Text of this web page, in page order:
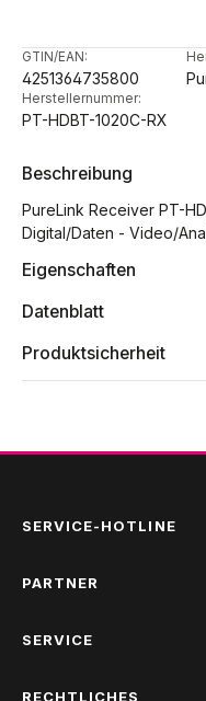
GTIN/EAN:
4251364735800
Herstellernummer:
PT-HDBT-1020C-RX
Beschreibung
PureLink Receiver PT-
Digital/Daten - Video/
Eigenschaften
Datenblatt
Produktsicherheit
SERVICE-HOTLINE
PARTNER
SERVICE
RECHTLICHES